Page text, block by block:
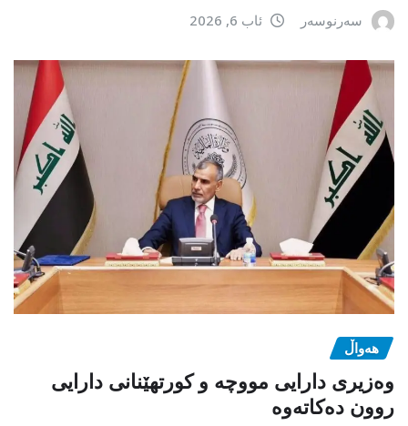
سەرنوسەر ئاب 6, 2026
هەواڵ
وەزیری دارایی مووچە و کورتهێنانی دارایی
روون دەکاتەوە